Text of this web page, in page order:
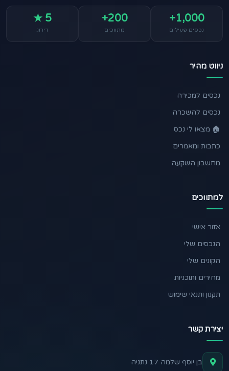
1,000+
נכסים פעילים
200+
מתווכים
5 ★
דירוג
ניווט מהיר
נכסים למכירה
נכסים להשכרה
🏠 מצאו לי נכס
כתבות ומאמרים
מחשבון השקעה
למתווכים
אזור אישי
הנכסים שלי
הקונים שלי
מחירים ותוכניות
תקנון ותנאי שימוש
יצירת קשר
בן יוסף שלמה 17 נתניה